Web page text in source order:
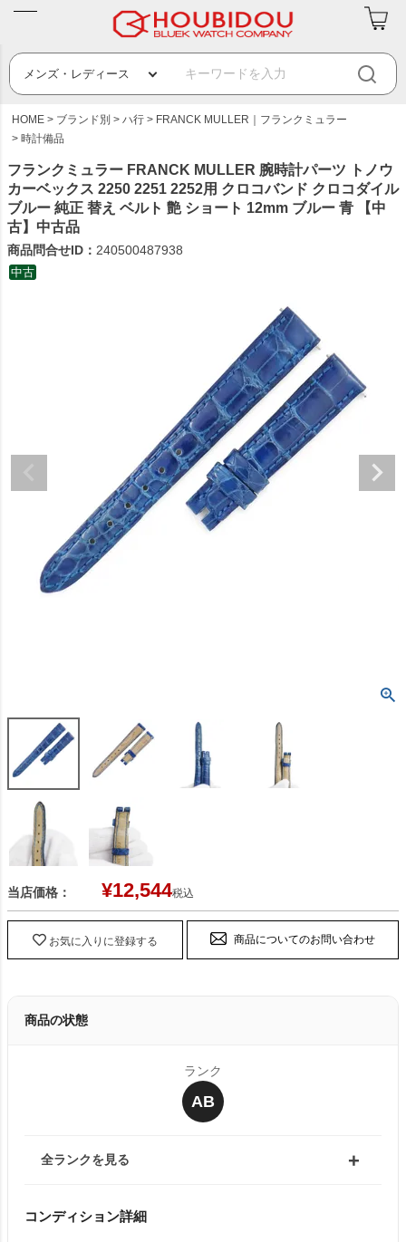
HOME ブランド別 ハ行
FRANCK MULLER｜フランクミュラー
時計備品
フランクミュラー FRANCK MULLER 腕時計パーツ トノウ
カーベックス 2250 2251 2252用 クロコバンド クロコダイル
ブルー 純正 替え ベルト 艶 ショート 12mm ブルー 青 【中
古】中古品
商品問合せID： 240500487938
中古
当店価格： ¥12,544税込
お気に入りに登録する 商品についてのお問い合わせ
商品の状態
ランク
AB
全ランクを見る
コンディション詳細